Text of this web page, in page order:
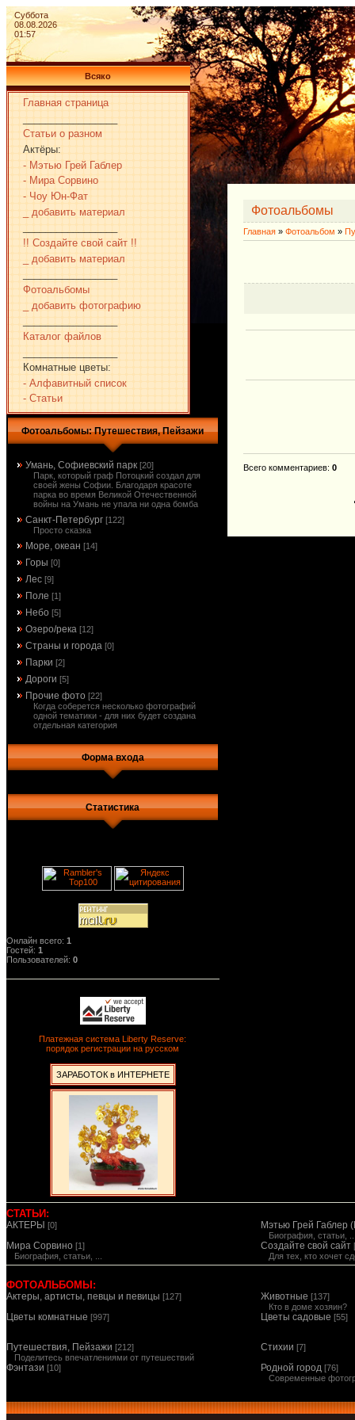
Суббота
08.08.2026
01:57
Всяко
Главная страница
Статьи о разном
Актёры:
- Мэтью Грей Габлер
- Мира Сорвино
- Чоу Юн-Фат
_ добавить материал
!! Создайте свой сайт !!
_ добавить материал
Фотоальбомы
_ добавить фотографию
Каталог файлов
Комнатные цветы:
- Алфавитный список
- Статьи
Фотоальбомы: Путешествия, Пейзажи
Умань, Софиевский парк [20]
Парк, который граф Потоцкий создал для
своей жены Софии. Благодаря красоте
парка во время Великой Отечественной
войны на Умань не упала ни одна бомба
Санкт-Петербург [122]
Просто сказка
Море, океан [14]
Горы [0]
Лес [9]
Поле [1]
Небо [5]
Озеро/река [12]
Страны и города [0]
Парки [2]
Дороги [5]
Прочие фото [22]
Когда соберется несколько фотографий
одной тематики - для них будет создана
отдельная категория
Форма входа
Статистика
Онлайн всего: 1
Гостей: 1
Пользователей: 0
Платежная система Liberty Reserve:
порядок регистрации на русском
ЗАРАБОТОК в ИНТЕРНЕТЕ
Фотоальбомы
Главная » Фотоальбом »
Всего комментариев: 0
СТАТЬИ:
АКТЕРЫ [0] Мэтью Грей Габлер
Биография, статьи,
Мира Сорвино [1]
Биография, статьи, ...
Создайте свой сайт
Для тех, кто хочет
ФОТОАЛЬБОМЫ:
Актеры, артисты, певцы и певицы [127] Животные [137]
Кто в доме хозяин?
Цветы комнатные [997] Цветы садовые [55]
Путешествия, Пейзажи [212]
Поделитесь впечатлениями от путешествий
Стихии [7]
Фэнтази [10] Родной город [76]
Современные